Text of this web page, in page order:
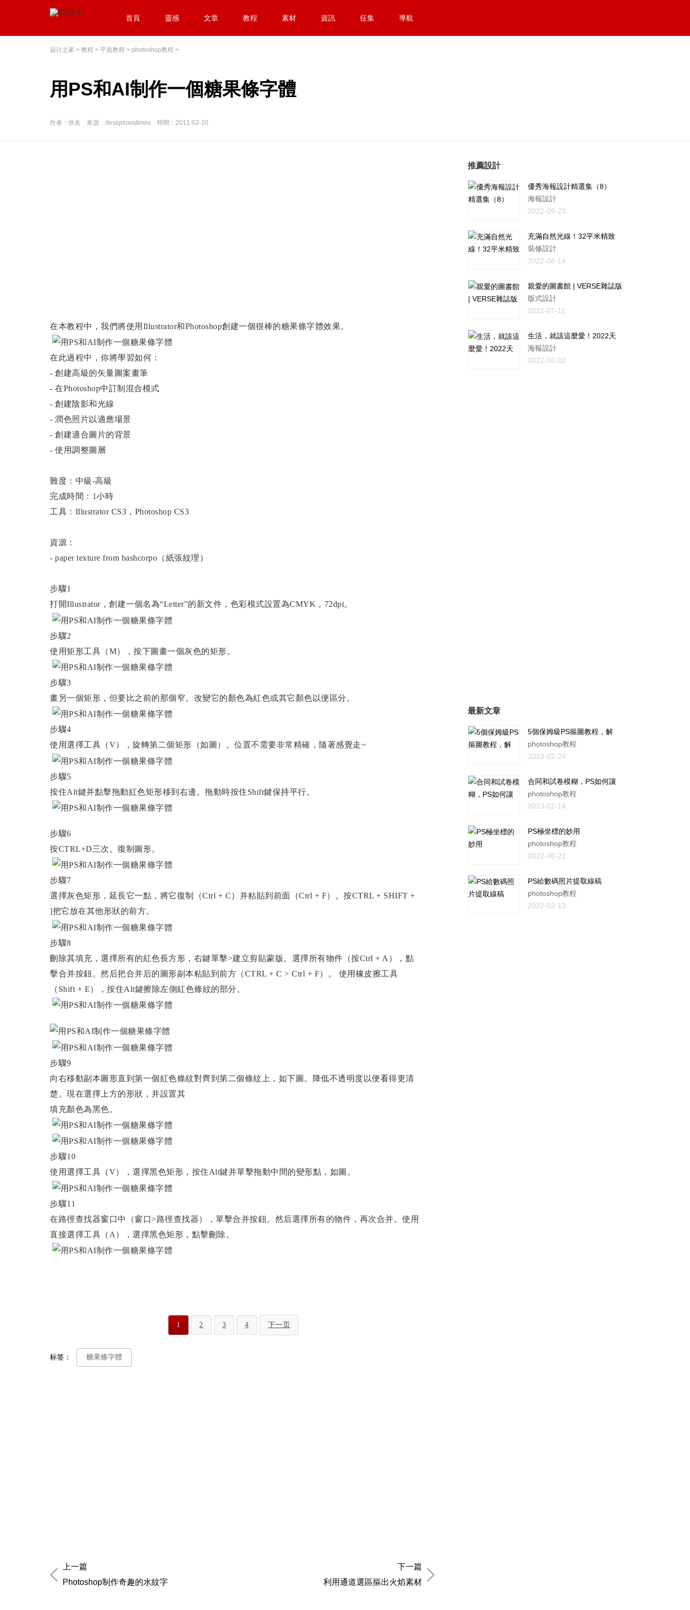
首頁 靈感 文章 教程 素材 資訊 征集 導航
设计之家 > 教程 > 平面教程 > photoshop教程 >
用PS和AI制作一個糖果條字體
作者：佚名 來源：designioustimes 時間：2011-02-20
在本教程中，我們將使用Illustrator和Photoshop創建一個很棒的糖果條字體效果。
在此過程中，你將學習如何：
- 創建高級的矢量圖案畫筆
- 在Photoshop中訂制混合模式
- 創建陰影和光線
- 潤色照片以適應場景
- 創建適合圖片的背景
- 使用調整圖層
難度：中級-高級
完成時間：1小時
工具：Illustrator CS3，Photoshop CS3
資源：
- paper texture from bashcorpo（紙張紋理）
步驟1
打開Illustrator，創建一個名為“Letter”的新文件，色彩模式設置為CMYK，72dpi。
步驟2
使用矩形工具（M），按下圖畫一個灰色的矩形。
步驟3
畫另一個矩形，但要比之前的那個窄。改變它的顏色為紅色或其它顏色以便區分。
步驟4
使用選擇工具（V），旋轉第二個矩形（如圖）。位置不需要非常精確，隨著感覺走~
步驟5
按住Alt鍵并點擊拖動紅色矩形移到右邊。拖動時按住Shift鍵保持平行。
步驟6
按CTRL+D三次。復制圖形。
步驟7
選擇灰色矩形，延長它一點，將它復制（Ctrl + C）并粘貼到前面（Ctrl + F）。按CTRL + SHIFT +
]把它放在其他形狀的前方。
步驟8
刪除其填充，選擇所有的紅色長方形，右鍵單擊>建立剪貼蒙版。選擇所有物件（按Ctrl + A），點
擊合并按鈕。然后把合并后的圖形副本粘貼到前方（CTRL + C > Ctrl + F）。 使用橡皮擦工具
（Shift + E），按住Alt鍵擦除左側紅色條紋的部分。
步驟9
向右移動副本圖形直到第一個紅色條紋對齊到第二個條紋上，如下圖。降低不透明度以便看得更清
楚。現在選擇上方的形狀，并設置其
填充顏色為黑色。
步驟10
使用選擇工具（V），選擇黑色矩形，按住Alt鍵并單擊拖動中間的變形點，如圖。
步驟11
在路徑查找器窗口中（窗口>路徑查找器），單擊合并按鈕。然后選擇所有的物件，再次合并。使用
直接選擇工具（A），選擇黑色矩形，點擊刪除。
1 2 3 4 下一页
标签： 糖果條字體
上一篇
Photoshop制作奇趣的水紋字
下一篇
利用通道選區摳出火焰素材
推薦設計
優秀海報設計精選集（8）
海報設計
2022-09-23
充滿自然光線！32平米精致
裝修設計
2022-08-14
親愛的圖書館 | VERSE雜誌版
版式設計
2022-07-11
生活，就該這麼愛！2022天
海報設計
2022-06-02
最新文章
5個保姆級PS摳圖教程，解
photoshop教程
2023-02-24
合同和試卷模糊，PS如何讓
photoshop教程
2023-02-14
PS極坐標的妙用
photoshop教程
2022-06-21
PS給數碼照片提取線稿
photoshop教程
2022-02-13